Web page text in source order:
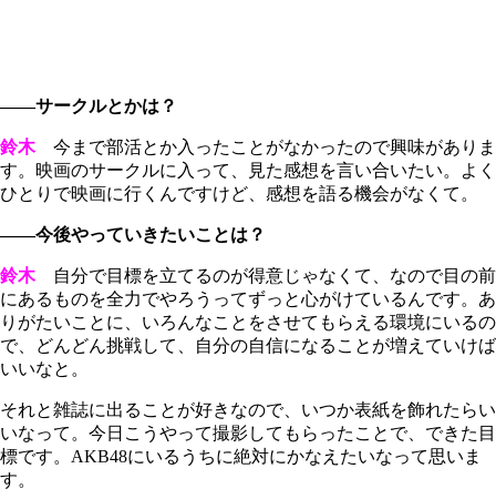
――サークルとかは？
鈴木今まで部活とか入ったことがなかったので興味がありま
す。映画のサークルに入って、見た感想を言い合いたい。よく
ひとりで映画に行くんですけど、感想を語る機会がなくて。
――今後やっていきたいことは？
鈴木自分で目標を立てるのが得意じゃなくて、なので目の前
にあるものを全力でやろうってずっと心がけているんです。あ
りがたいことに、いろんなことをさせてもらえる環境にいるの
で、どんどん挑戦して、自分の自信になることが増えていけば
いいなと。
それと雑誌に出ることが好きなので、いつか表紙を飾れたらい
いなって。今日こうやって撮影してもらったことで、できた目
標です。AKB48にいるうちに絶対にかなえたいなって思いま
す。